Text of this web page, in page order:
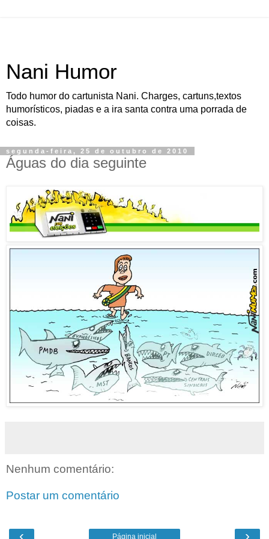
Nani Humor
Todo humor do cartunista Nani. Charges, cartuns,textos
humorísticos, piadas e a ira santa contra uma porrada de
coisas.
segunda-feira, 25 de outubro de 2010
Águas do dia seguinte
Nenhum comentário:
Postar um comentário
Página inicial